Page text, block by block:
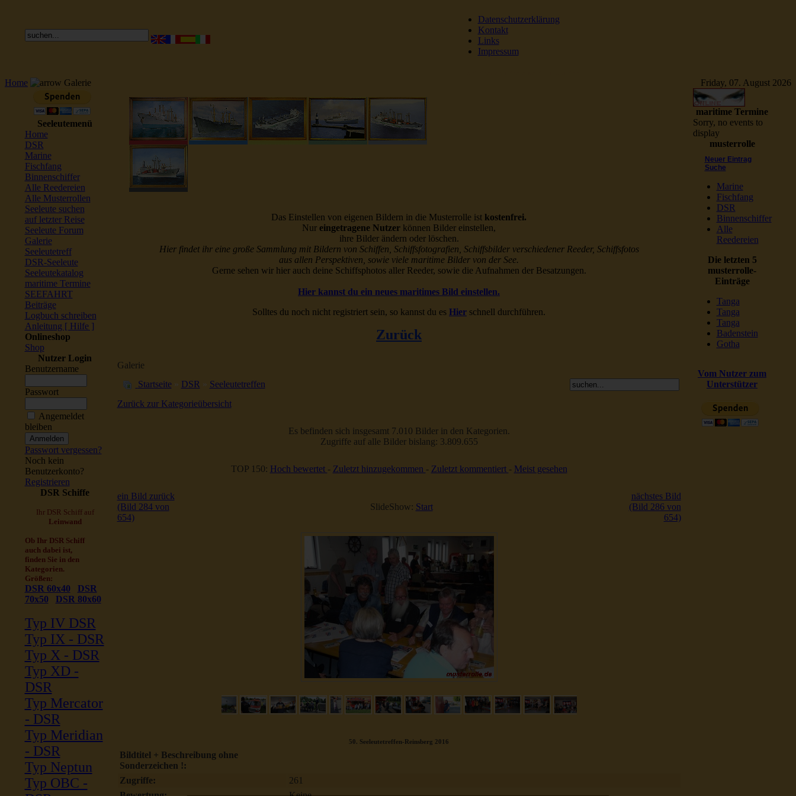
Datenschutzerklärung
Kontakt
Links
Impressum
Home Galerie Friday, 07. August 2026
Seeleutemenü
Home
DSR
Marine
Fischfang
Binnenschiffer
Alle Reedereien
Alle Musterrollen
Seeleute suchen
auf letzter Reise
Seeleute Forum
Galerie
Seeleutetreff
DSR-Seeleute
Seeleutekatalog
maritime Termine
SEEFAHRT
Beiträge
Logbuch schreiben
Anleitung [ Hilfe ]
Onlineshop
Shop
Nutzer Login
Benutzername
Passwort
Angemeldet
bleiben
Passwort vergessen?
Noch kein
Benutzerkonto?
Registrieren
DSR Schiffe
Ihr DSR Schiff auf
Leinwand
Ob Ihr DSR Schiff
auch dabei ist,
finden Sie in den
Kategorien.
Größen:
DSR 60x40
DSR
70x50
DSR 80x60
Typ IV DSR
Typ IX - DSR
Typ X - DSR
Typ XD -
DSR
Typ Mercator
- DSR
Typ Meridian
- DSR
Typ Neptun
Typ OBC -
Das Einstellen von eigenen Bildern in die Musterrolle ist kostenfrei.
Nur eingetragene Nutzer können Bilder einstellen,
ihre Bilder ändern oder löschen.
Hier findet ihr eine große Sammlung mit Bildern von Schiffen, Schiffsfotografien, Schiffsbilder verschiedener Reeder, Schiffsfotos
aus allen Perspektiven, sowie viele maritime Bilder von der See.
Gerne sehen wir hier auch deine Schiffsphotos aller Reeder, sowie die Aufnahmen der Besatzungen.
Hier kannst du ein neues maritimes Bild einstellen.
Solltes du noch nicht registriert sein, so kannst du es Hier schnell durchführen.
Zurück
Galerie
Startseite» DSR » Seeleutetreffen
Zurück zur Kategorieübersicht
Es befinden sich insgesamt 7.010 Bilder in den Kategorien.
Zugriffe auf alle Bilder bislang: 3.809.655
TOP 150: Hoch bewertet - Zuletzt hinzugekommen - Zuletzt kommentiert - Meist gesehen
ein Bild zurück
(Bild 284 von
654)
SlideShow: Start
nächstes Bild
(Bild 286 von
654)
50. Seeleutetreffen-Reinsberg 2016
Bildtitel + Beschreibung ohne
Sonderzeichen !:
Zugriffe:
261
maritime Termine
Sorry, no events to
display
musterrolle
Neuer Eintrag
Suche
Marine
Fischfang
DSR
Binnenschiffer
Alle
Reedereien
Die letzten 5
musterrolle-
Einträge
Tanga
Tanga
Tanga
Badenstein
Gotha
Vom Nutzer zum
Unterstützer